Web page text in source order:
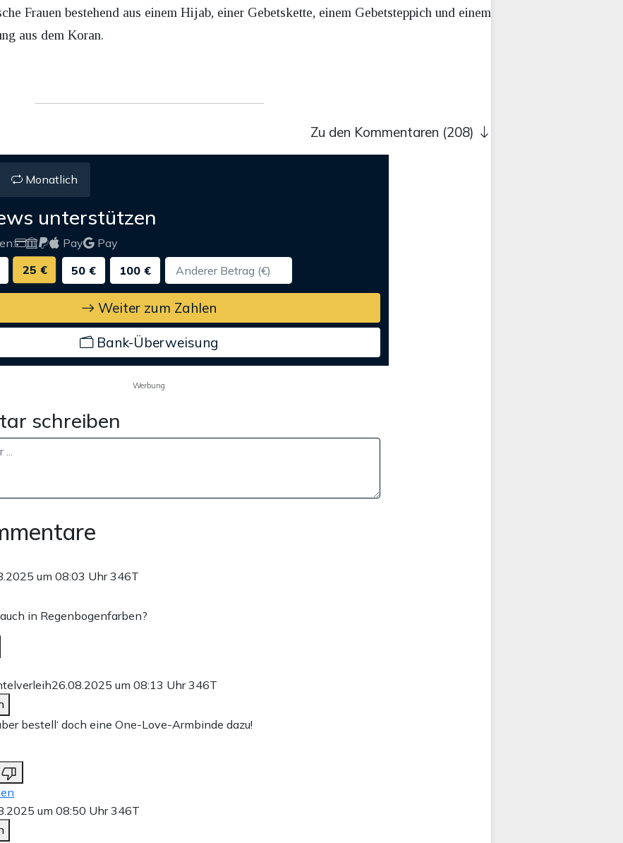
Frauen bestehend aus einem Hijab, einer Gebetskette, einem Gebetsteppich und einem
aus dem Koran.
Zu den Kommentaren (208)
Monatlich
unterstützen
Pay
Pay
25 € 50 € 100 €
Weiter zum Zahlen
Bank-Überweisung
Werbung
schreiben
um 08:03 Uhr346T
in Regenbogenfarben?
26.08.2025 um 08:13 Uhr346T
bestell‘ doch eine One-Love-Armbinde dazu!
um 08:50 Uhr346T